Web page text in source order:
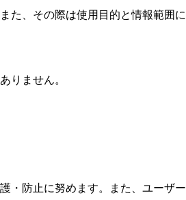
た、その際は使用目的と情報範囲
りません。
防止に努めます。また、ユーザ